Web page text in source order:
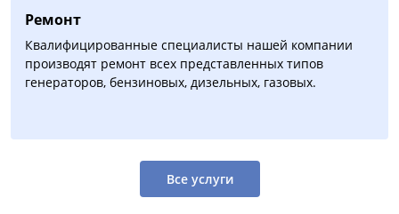
Ремонт
Квалифицированные специалисты нашей компании
производят ремонт всех представленных типов
генераторов, бензиновых, дизельных, газовых.
Все услуги